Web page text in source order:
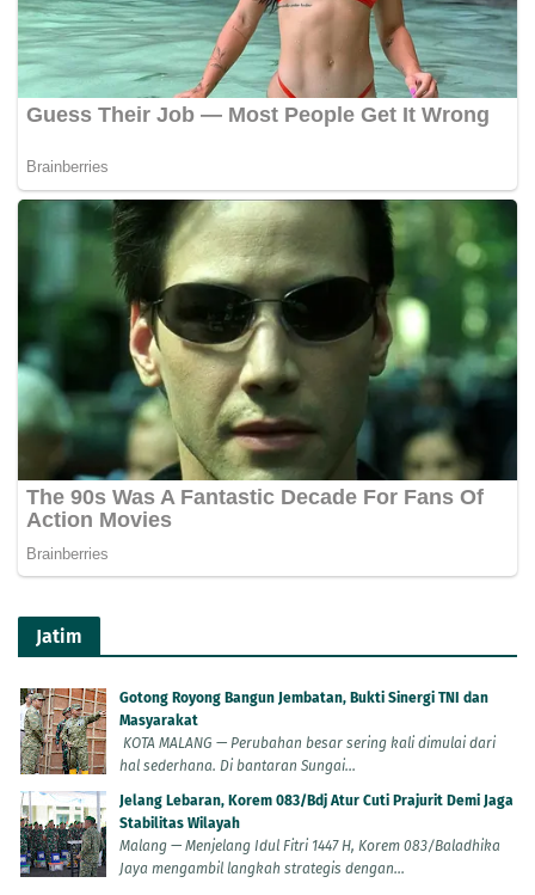
Jatim
Gotong Royong Bangun Jembatan, Bukti Sinergi TNI dan
Masyarakat
KOTA MALANG — Perubahan besar sering kali dimulai dari
hal sederhana. Di bantaran Sungai...
Jelang Lebaran, Korem 083/Bdj Atur Cuti Prajurit Demi Jaga
Stabilitas Wilayah
Malang — Menjelang Idul Fitri 1447 H, Korem 083/Baladhika
Jaya mengambil langkah strategis dengan...